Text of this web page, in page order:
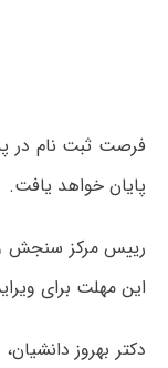
فرصت ثبت نام در
پایان خواهد یافت.
رییس مرکز سنجش و
این مهلت برای